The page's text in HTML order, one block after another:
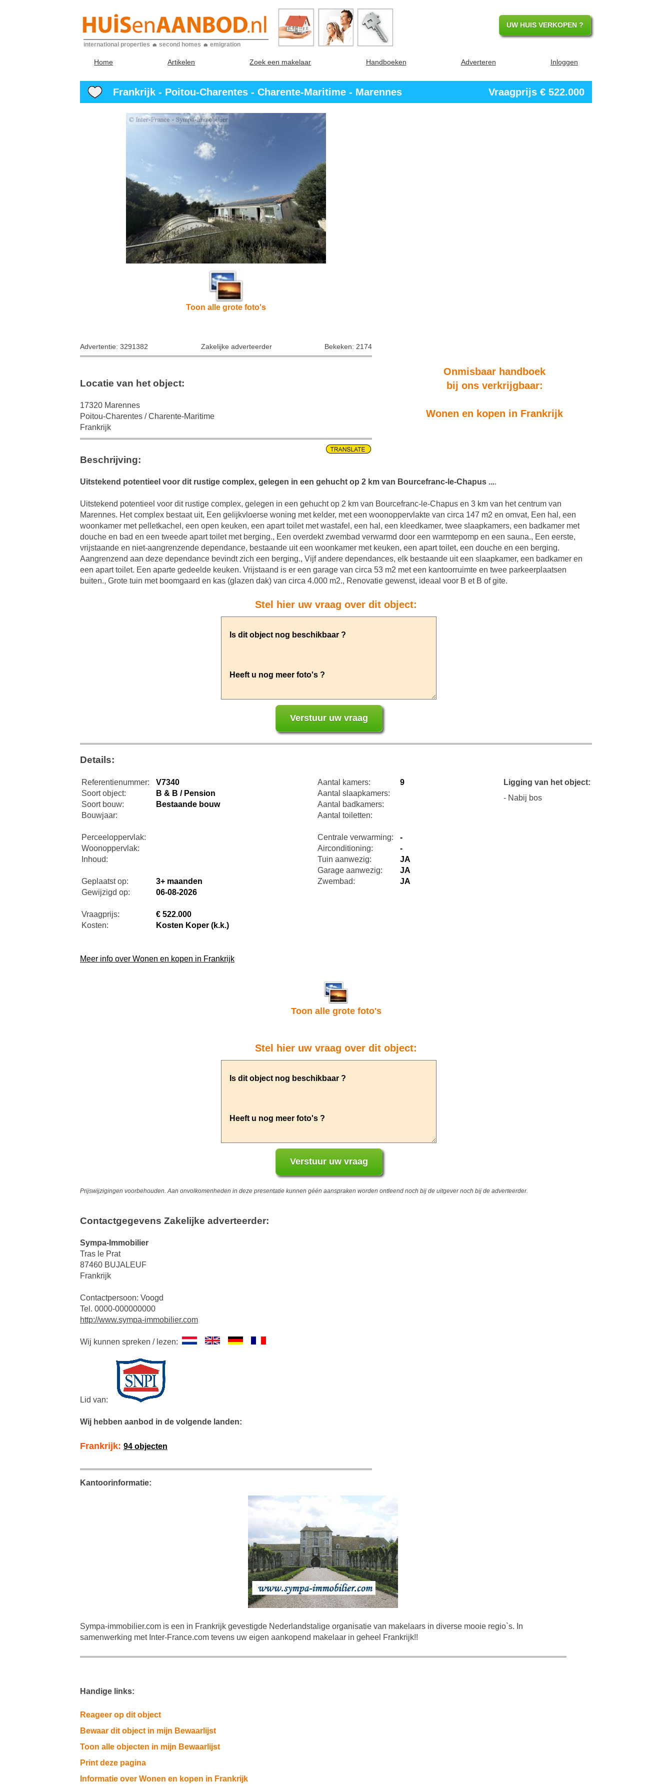
international properties second homes emigration
UW HUIS VERKOPEN ?
Home Artikelen Zoek een makelaar Handboeken Adverteren Inloggen
Frankrijk - Poitou-Charentes - Charente-Maritime - Marennes Vraagprijs € 522.000
Toon alle grote foto's
Advertentie: 3291382 Zakelijke adverteerder Bekeken: 2174
Onmisbaar handboek
bij ons verkrijgbaar:
Wonen en kopen in Frankrijk
Locatie van het object:
17320 Marennes
Poitou-Charentes / Charente-Maritime
Frankrijk
Beschrijving:
Uitstekend potentieel voor dit rustige complex, gelegen in een gehucht op 2 km van Bourcefranc-le-Chapus ....
Uitstekend potentieel voor dit rustige complex, gelegen in een gehucht op 2 km van Bourcefranc-le-Chapus en 3 km van het centrum van
Marennes. Het complex bestaat uit, Een gelijkvloerse woning met kelder, met een woonoppervlakte van circa 147 m2 en omvat, Een hal, een
woonkamer met pelletkachel, een open keuken, een apart toilet met wastafel, een hal, een kleedkamer, twee slaapkamers, een badkamer met
douche en bad en een tweede apart toilet met berging., Een overdekt zwembad verwarmd door een warmtepomp en een sauna., Een eerste,
vrijstaande en niet-aangrenzende dependance, bestaande uit een woonkamer met keuken, een apart toilet, een douche en een berging.
Aangrenzend aan deze dependance bevindt zich een berging., Vijf andere dependances, elk bestaande uit een slaapkamer, een badkamer en
een apart toilet. Een aparte gedeelde keuken. Vrijstaand is er een garage van circa 53 m2 met een kantoorruimte en twee parkeerplaatsen
buiten., Grote tuin met boomgaard en kas (glazen dak) van circa 4.000 m2., Renovatie gewenst, ideaal voor B et B of gite.
Stel hier uw vraag over dit object:
Details:
Referentienummer:
V7340
Soort object:
B & B / Pension
Soort bouw:
Bestaande bouw
Bouwjaar:
Perceeloppervlak:
Woonoppervlak:
Inhoud:
Geplaatst op:
3+ maanden
Gewijzigd op:
06-08-2026
Vraagprijs:
€ 522.000
Kosten:
Kosten Koper (k.k.)
Aantal kamers:
9
Aantal slaapkamers:
Aantal badkamers:
Aantal toiletten:
Centrale verwarming:
-
Airconditioning:
-
Tuin aanwezig:
JA
Garage aanwezig:
JA
Zwembad:
JA
Ligging van het object:
- Nabij bos
Meer info over Wonen en kopen in Frankrijk
Toon alle grote foto's
Stel hier uw vraag over dit object:
Prijswijzigingen voorbehouden. Aan onvolkomenheden in deze presentatie kunnen géén aanspraken worden ontleend noch bij de uitgever noch bij de adverteerder.
Contactgegevens Zakelijke adverteerder:
Sympa-Immobilier
Tras le Prat
87460 BUJALEUF
Frankrijk
Contactpersoon: Voogd
Tel. 0000-000000000
http://www.sympa-immobilier.com
Wij kunnen spreken / lezen:
Lid van:
Wij hebben aanbod in de volgende landen:
Frankrijk: 94 objecten
Kantoorinformatie:
Sympa-immobilier.com is een in Frankrijk gevestigde Nederlandstalige organisatie van makelaars in diverse mooie regio`s. In
samenwerking met Inter-France.com tevens uw eigen aankopend makelaar in geheel Frankrijk!!
Handige links:
Reageer op dit object
Bewaar dit object in mijn Bewaarlijst
Toon alle objecten in mijn Bewaarlijst
Print deze pagina
Informatie over Wonen en kopen in Frankrijk